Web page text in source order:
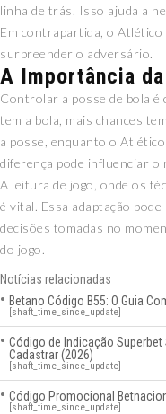
linha de trás. Isso ajuda a
Em contrapartida, o
surpreender o adversário.
A Importância
Controlar a posse de bola é
tem a bola, mais chances
a posse, enquanto o
diferença pode influenciar o
A leitura de jogo, onde os
é vital. Essa adaptação
decisões tomadas no
do jogo.
Notícias relacionadas
Betano Código B55: O Guia
[shaft_time_since_update]
Código de Indicação Superbet
Cadastrar (2026)
[shaft_time_since_update]
Código Promocional
[shaft_time_since_update]